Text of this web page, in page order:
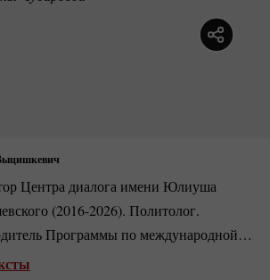
Центра диалога имени Юлиуша
(2016-2026). Политолог.
Программы по международной
и энергетической безопасности и